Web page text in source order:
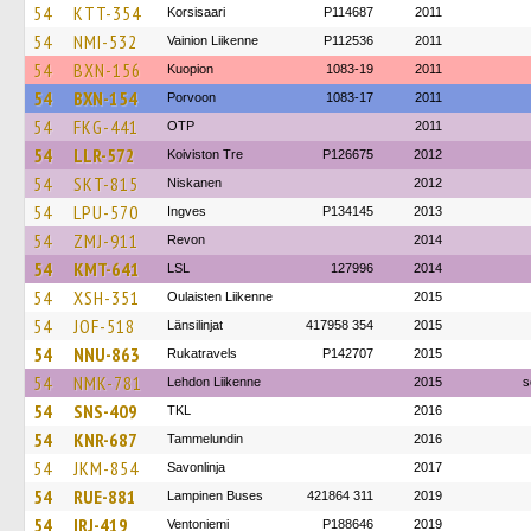
54 KTT-354 Korsisaari P114687 2011
54 NMI-532 Vainion Liikenne P112536 2011
54 BXN-156 Kuopion 1083-19 2011
54 BXN-154 Porvoon 1083-17 2011
54 FKG-441 OTP 2011
54 LLR-572 Koiviston Tre P126675 2012
54 SKT-815 Niskanen 2012
54 LPU-570 Ingves P134145 2013
54 ZMJ-911 Revon 2014
54 KMT-641 LSL 127996 2014
54 XSH-351 Oulaisten Liikenne 2015
54 JOF-518 Länsilinjat 417958 354 2015
54 NNU-863 Rukatravels P142707 2015
54 NMK-781 Lehdon Liikenne 2015
54 SNS-409 TKL 2016
54 KNR-687 Tammelundin 2016
54 JKM-854 Savonlinja 2017
54 RUE-881 Lampinen Buses 421864 311 2019
54 IRJ-419 Ventoniemi P188646 2019